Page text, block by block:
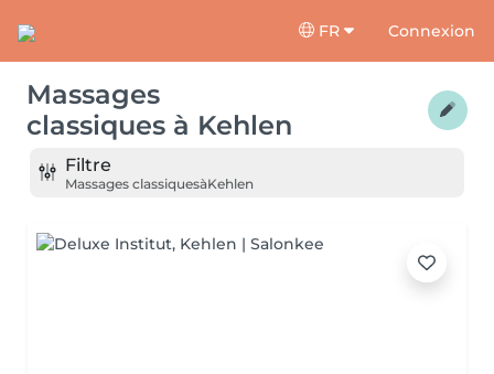
FR Connexion
Massages
classiques à Kehlen
Filtre
Massages classiquesàKehlen